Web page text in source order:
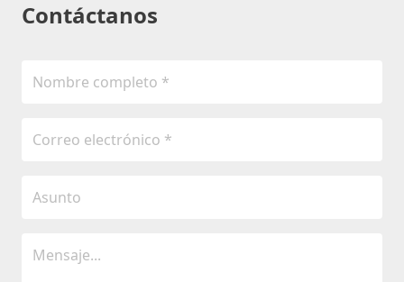
Contáctanos